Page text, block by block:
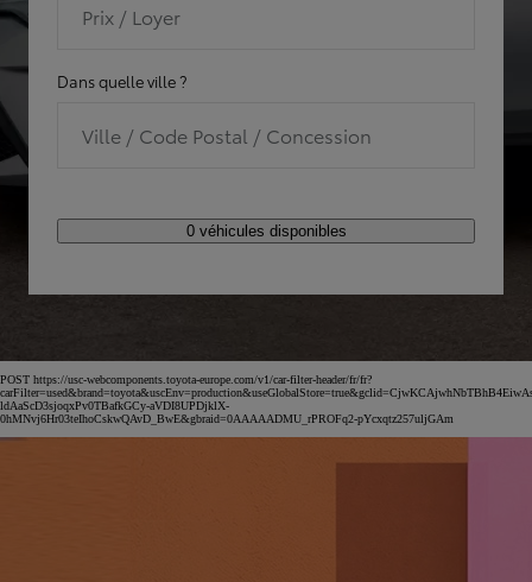
Prix / Loyer
Dans quelle ville ?
Ville / Code Postal / Concession
0 véhicules disponibles
POST https://usc-webcomponents.toyota-europe.com/v1/car-filter-header/fr/fr?
ldAaScD3sjoqxPv0TBafkGCy-aVDI8UPDjklX-
0hMNvj6Hr03teIhoCskwQAvD_BwE&gbraid=0AAAAADMU_rPROFq2-pYcxqtz257uljGAm